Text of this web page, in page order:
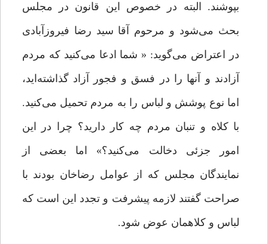
بپوشند. البته در خصوص این قانون در مجلس
بحث می‌شود و مرحوم آقا سید رضا فیروزآبادی
در اعتراض می‌گوید: « شما ادعا می‌کنید که مردم
آزادند و آنها را در فسق و فجور آزاد گذاشته‌اید،
اما نوع پوشش و لباس را به مردم تحمیل می‌کنید.
با کلاه و تنبان مردم چه کار دارید؟ چرا در این
امور جزئی دخالت می‌کنید؟» اما بعضی از
نمایندگان مجلس که از عوامل رضاخان بودند با
صراحت گفتند لازمه پیشرفت و تجدد این است که
لباس و کلاهمان عوض شود.